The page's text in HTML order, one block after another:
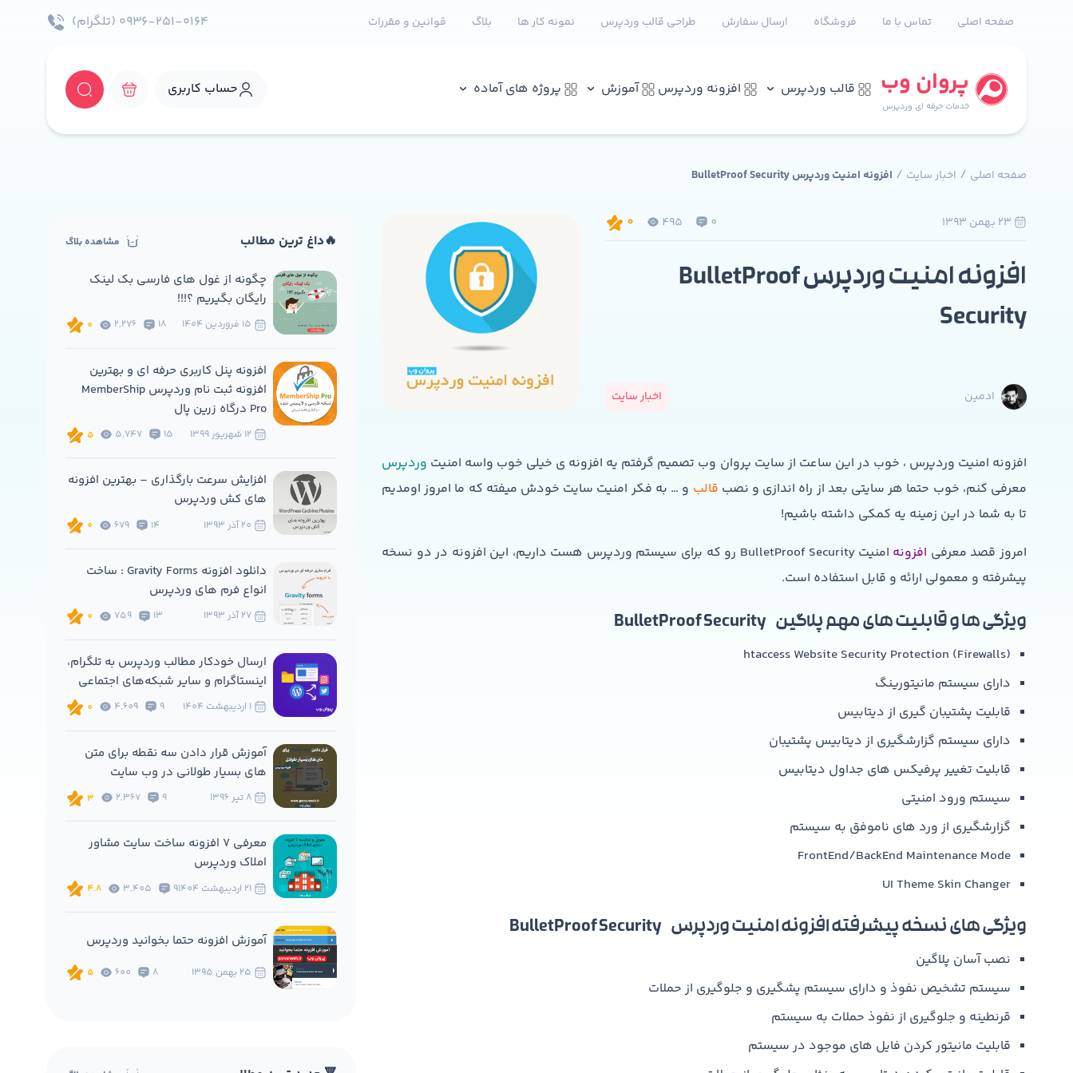
صفحه اصلی تماس با ما فروشگاه ارسال سفارش طراحی قالب وردپرس نمونه کار ها بلاگ قوانین و مقررات ۰۹۳۶-۲۵۱-۰۱۶۴ (تلگرام)
پروان وب
خدمات حرفه ای وردپرس
قالب وردپرس افزونه وردپرس آموزش پروژه های آماده حساب کاربری
صفحه اصلی / اخبار سایت / افزونه امنیت وردپرس BulletProof Security
0
495
0
افزونه امنیت وردپرس BulletProof
Security
ادمین اخبار سایت
افزونه امنیت وردپرس ، خوب در این ساعت از سایت پروان وب تصمیم گرفتم یه افزونه ی خیلی خوب واسه امنیت وردپرس
معرفی کنم، خوب حتما هر سایتی بعد از راه اندازی و نصب قالب و … به فکر امنیت سایت خودش میفته که ما امروز اومدیم
تا به شما در این زمینه یه کمکی داشته باشیم!
امروز قصد معرفی افزونه
امنیت BulletProof Security رو که برای سیستم وردپرس هست داریم، این افزونه در دو نسخه
پیشرفته و معمولی ارائه و قابل استفاده است.
ویژگی ها و قابلیت های مهم پلاگین BulletProof Security
(htaccess Website Security Protection (Firewalls
دارای سیستم مانیتورینگ
قابلیت پشتیبان گیری از دیتابیس
دارای سیستم گزارشگیری از دیتابیس پشتیبان
قابلیت تغییر پرفیکس های جداول دیتابیس
سیستم ورود امنیتی
گزارشگیری از ورد های ناموفق به سیستم
FrontEnd/BackEnd Maintenance Mode
UI Theme Skin Changer
ویژگی های نسخه پیشرفته افزونه امنیت وردپرس BulletProof Security
نصب آسان پلاگین
سیستم تشخیص نفوذ و دارای سیستم پشگیری و جلوگیری از حملات
قرنطینه و جلوگیری از نفوذ حملات به سیستم
قابلیت مانیتور کردن فایل های موجود در سیستم
🔥داغ ترین مطالب مشاهده بلاگ
چگونه از غول های فارسی بک لینک
رایگان بگیریم ؟!!!
18
2,276
0
افزونه پنل کاربری حرفه ای و بهترین
افزونه ثبت نام وردپرس MemberShip
Pro درگاه زرین پال
15
5,747
5
افزایش سرعت بارگذاری – بهترین افزونه
های کش وردپرس
14
679
0
دانلود افزونه Gravity Forms : ساخت
انواع فرم های وردپرس
13
759
0
ارسال خودکار مطالب وردپرس به تلگرام،
اینستاگرام و سایر شبکه‌های اجتماعی
9
4,609
0
آموزش قرار دادن سه نقطه برای متن
های بسیار طولانی در وب سایت
9
2,367
3
معرفی 7 افزونه ساخت سایت مشاور
املاک وردپرس
9
3,405
4.8
آموزش افزونه حتما بخوانید وردپرس
8
600
5